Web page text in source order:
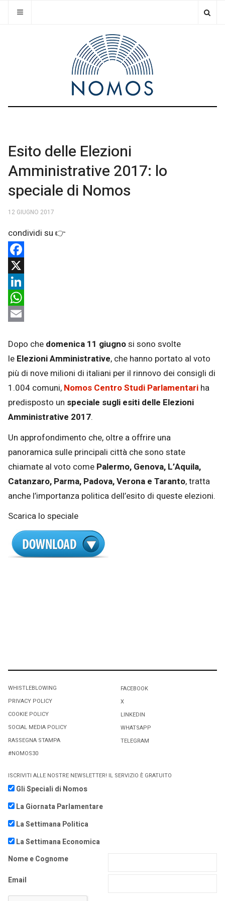
Esito delle Elezioni
Amministrative 2017: lo
speciale di Nomos
12 GIUGNO 2017
Facebook
X
LinkedIn
WhatsApp
Dopo che domenica 11 giugnosi sono svolte
le ElezioniAmministrative, che hanno portato al voto
più di nove milioni di italiani per il rinnovo dei consigli di
1.004 comuni, Nomos Centro Studi Parlamentari ha
predisposto un speciale sugli esiti delle Elezioni
Amministrative 2017.
Un approfondimento che, oltre a offrire una
panoramica sulle principali città che sono state
chiamate al voto come Palermo, Genova, L’Aquila,
Catanzaro, Parma, Padova, Verona e Taranto, tratta
anche l’importanza politica dell’esito di queste elezioni.
Scarica lo speciale
WHISTLEBLOWING
PRIVACY POLICY
COOKIE POLICY
SOCIAL MEDIA POLICY
RASSEGNA STAMPA
#NOMOS30
FACEBOOK
X
LINKEDIN
WHATSAPP
TELEGRAM
ISCRIVITI ALLE NOSTRE NEWSLETTER! IL SERVIZIO È GRATUITO
Gli Speciali di Nomos
La Giornata Parlamentare
La Settimana Politica
La Settimana Economica
Nome e Cognome
Email